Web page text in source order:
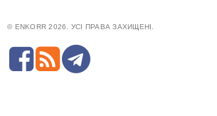
© ENKORR 2026. УСІ ПРАВА ЗАХИЩЕНІ.